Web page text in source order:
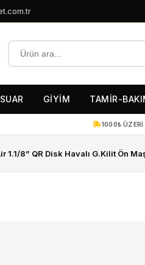
GİYİM TAMİR-
1000₺ ÜZERI
1.1/8” QR Disk Havalı G.Kilit Ön